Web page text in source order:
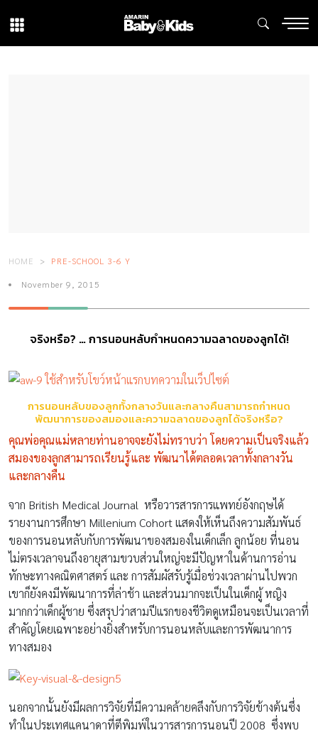
HOME PRE-SCHOOL 3-6 Y
November 9, 2015
จริงหรือ? … การนอนหลับกําหนดความฉลาดของลูกได้!
การนอนหลับของลูกทั้งกลางวันและกลางคืนสามารถกําหนด
พัฒนาการของสมองและความฉลาดของลูกได้จริงหรือ?
คุณพ่อคุณแม่หลายท่านอาจจะยังไม่ทราบว่า โดยความเป็นจริงแล้ว
สมองของลูกสามารถเรียนรู้และ พัฒนาได้ตลอดเวลาทั้งกลางวัน
และกลางคืน
จาก British Medical Journal หรือวารสารการแพทย์อังกฤษได้
รายงานการศึกษา Millenium Cohort แสดงให้เห็นถึงความสัมพันธ์
ของการนอนหลับกับการพัฒนาของสมองในเด็กเล็ก ลูกน้อย ที่นอน
ไม่ตรงเวลาจนถึงอายุสามขวบส่วนใหญ่จะมีปัญหาในด้านการอ่าน
ทักษะทางคณิตศาสตร์ และ การสัมผัสรับรู้เมื่อช่วงเวลาผ่านไปพวก
เขาก็ยังคงมีพัฒนาการที่ล่าช้า และส่วนมากจะเป็นในเด็กผู้ หญิง
มากกว่าเด็กผู้ชาย ซึ่งสรุปว่าสามปีแรกของชีวิตดูเหมือนจะเป็นเวลาที่
สำคัญโดยเฉพาะอย่างยิ่งสำหรับการนอนหลับและการพัฒนาการ
ทางสมอง
นอกจากนั้นยังมีผลการวิจัยที่มีความคล้ายคลึงกับการวิจัยข้างต้นซึ่ง
ทําในประเทศแคนาดาที่ตีพิมพ์ในวารสารการนอนปี 2008 ซึ่งพบ